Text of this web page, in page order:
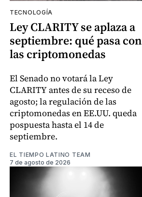
TECNOLOGÍA
Ley CLARITY se aplaza a
septiembre: qué pasa con
las criptomonedas
El Senado no votará la Ley
CLARITY antes de su receso de
agosto; la regulación de las
criptomonedas en EE.UU. queda
pospuesta hasta el 14 de
septiembre.
EL TIEMPO LATINO TEAM
7 de agosto de 2026